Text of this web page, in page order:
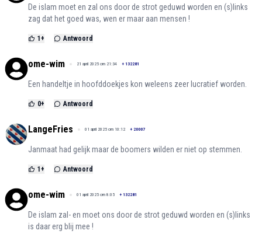
De islam moet en zal ons door de strot geduwd worden en (s)links
zag dat het goed was, wen er maar aan mensen !
1+ Antwoord
ome-wim 21 april 2025 om 21:34 + 132281
Een handeltje in hoofddoekjes kon weleens zeer lucratief worden.
0+ Antwoord
LangeFries 01 april 2025 om 10:12 + 20007
Janmaat had gelijk maar de boomers wilden er niet op stemmen.
1+ Antwoord
ome-wim 01 april 2025 om 8:05 + 132281
De islam zal- en moet ons door de strot geduwd worden en (s)links
is daar erg blij mee !